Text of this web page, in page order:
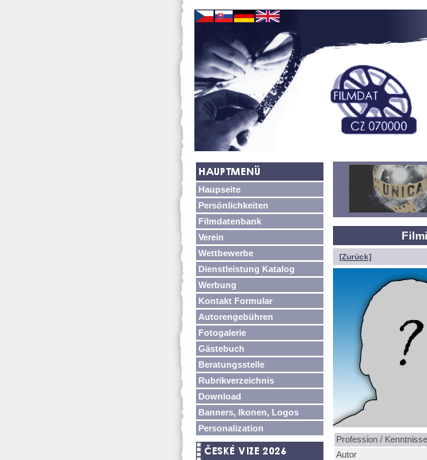
Haupseite
Persönlichkeiten
Filmdatenbank
Verein
Wettbewerbe
Dienstleistung Katalog
Werbung
Kontakt Formular
Autorengebühren
Fotogalerie
Gästebuch
Beratungsstelle
Rubrikverzeichnis
Download
Banners, Ikonen, Logos
Personalization
[Zurück]
Profession / Kenntnisse
Autor